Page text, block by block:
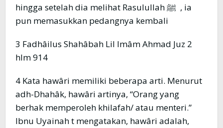
hingga setelah dia melihat Rasulullah ﷺ , ia
pun memasukkan pedangnya kembali
3 Fadhâilus Shahâbah Lil Imâm Ahmad Juz 2
hlm 914
4 Kata hawâri memiliki beberapa arti. Menurut
adh-Dhahâk, hawâri artinya, “Orang yang
berhak memperoleh khilafah/ atau menteri.”
Ibnu Uyainah t mengatakan, hawâri adalah,